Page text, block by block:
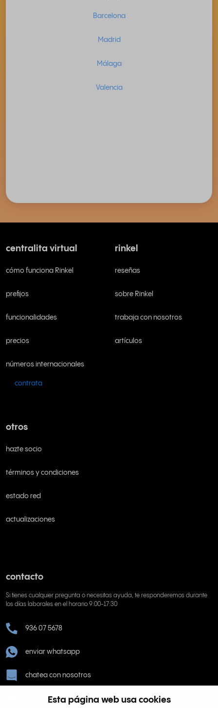
Esta página web usa cookies
Barcelona
Madrid
Málaga
Valencia
centralita virtual
cómo funciona Rinkel
prefijos
funcionalidades
precios
números internacionales
contrata
rinkel
reseñas
sobre Rinkel
trabaja con nosotros
artículos
otros
hazte socio
términos y condiciones
estado red
actualizaciones
contacto
Si tienes cualquier pregunta o necesitas ayuda, te responderemos durante
los días laborales en el horario 9:00-17:30
936 07 5678
enviar whatsapp
chatea con nosotros
ayuda@rinkel.es